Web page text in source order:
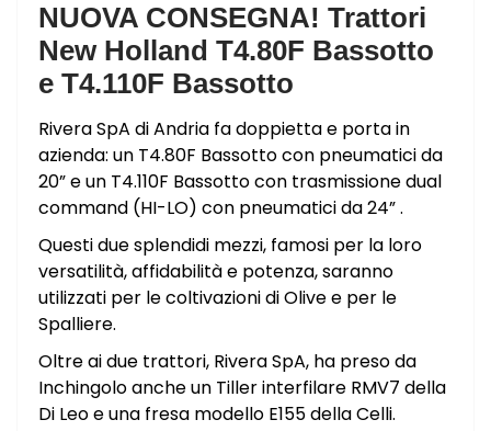
NUOVA CONSEGNA! Trattori
New Holland T4.80F Bassotto
e T4.110F Bassotto
Rivera SpA di Andria fa doppietta e porta in
azienda: un T4.80F Bassotto con pneumatici da
20” e un T4.110F Bassotto con trasmissione dual
command (HI-LO) con pneumatici da 24” .
Questi due splendidi mezzi, famosi per la loro
versatilità, affidabilità e potenza, saranno
utilizzati per le coltivazioni di Olive e per le
Spalliere.
Oltre ai due trattori, Rivera SpA, ha preso da
Inchingolo anche un Tiller interfilare RMV7 della
Di Leo e una fresa modello E155 della Celli.